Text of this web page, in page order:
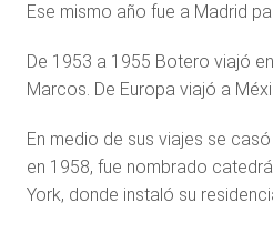
Ese mismo año fue a Madrid
De 1953 a 1955 Botero viajó
Marcos. De Europa viajó a
En medio de sus viajes se
en 1958, fue nombrado
York, donde instaló su